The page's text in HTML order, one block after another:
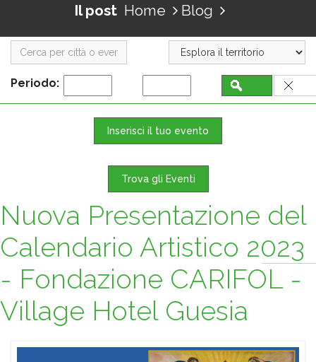
Il post Home Blog
Periodo:
Inserisci il tuo evento
Trova gli Eventi
Nuova Presentazione del
Calendario Artistico 2023
- Fondazione CARIFOL -
Village Hotel Guesia